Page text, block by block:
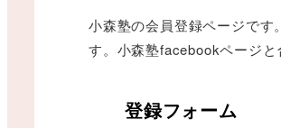
小森塾の会員登録ページで
す。小森塾facebookページと
登録フォーム